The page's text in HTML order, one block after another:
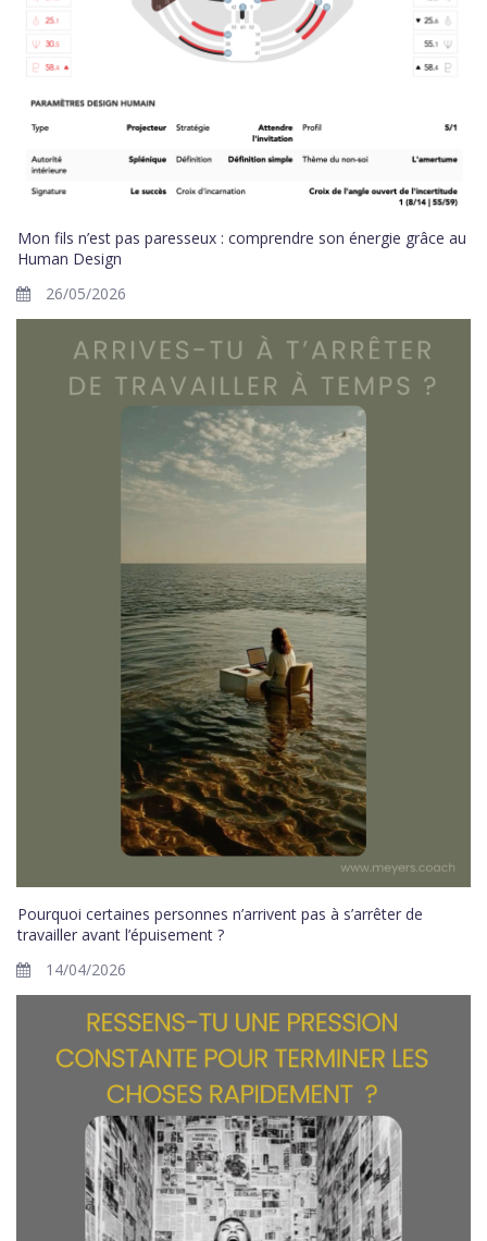
Mon fils n’est pas paresseux : comprendre son énergie grâce au
Human Design
26/05/2026
Pourquoi certaines personnes n’arrivent pas à s’arrêter de
travailler avant l’épuisement ?
14/04/2026